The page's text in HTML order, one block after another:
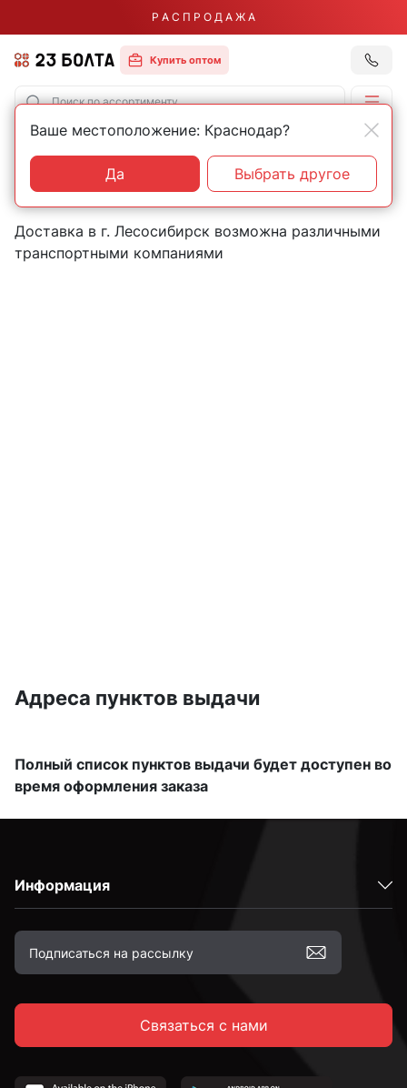
Р А С П Р О Д А Ж А
Купить оптом
Главная Контакты Лесосибирск
Пункты выдачи товаров в
городе Лесосибирск
Доставка в г. Лесосибирск возможна различными
транспортными компаниями
Адреса пунктов выдачи
Полный список пунктов выдачи будет доступен во
время оформления заказа
Информация
Связаться с нами
Ваше местоположение: Краснодар?
Да Выбрать другое